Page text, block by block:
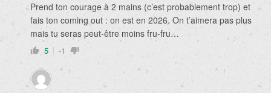
Prend ton courage à 2 mains (c’est probablement trop) et
fais ton coming out : on est en 2026. On t’aimera pas plus
mais tu seras peut-être moins fru-fru…
5 -1